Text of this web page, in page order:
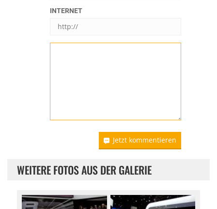
INTERNET
Jetzt kommentieren
WEITERE FOTOS AUS DER GALERIE